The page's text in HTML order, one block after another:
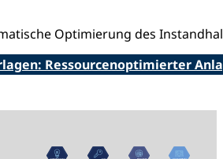
Optimierung des
Ressourcenoptimierter